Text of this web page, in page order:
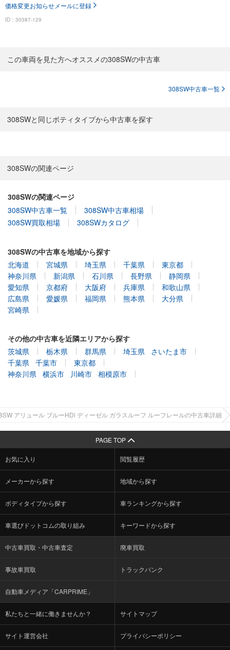
価格変更お知らせメールに登録
ID：30387-129
この車両を見た方へオススメの308SWの中古車
308SW中古車一覧
308SWと同じボティタイプから中古車を探す
308SWの関連ページ
308SWの関連ページ
308SW中古車一覧
308SW中古車相場
308SW買取相場
308SWカタログ
308SWの中古車を地域から探す
北海道
宮城県 埼玉県 千葉県
東京都
神奈川県
新潟県 石川県 長野県
静岡県
愛知県
京都府 大阪府 兵庫県
和歌山県
広島県
愛媛県 福岡県 熊本県
大分県
宮崎県
その他の中古車を近隣エリアから探す
茨城県
栃木県 群馬県 埼玉県
さいたま市
千葉県
千葉市
東京都
神奈川県
横浜市 川崎市 相模原市
アリュール ブルーHDi ディーゼル ガラスルーフ ルーフレールの中古車詳細
PAGE TOP
お気に入り 閲覧履歴
メーカーから探す 地域から探す
ボディタイプから探す 車ランキングから探す
車選びドットコムの取り組み キーワードから探す
中古車買取・中古車査定 廃車買取
事故車買取 トラックバンク
自動車メディア「CARPRIME」
私たちと一緒に働きませんか？ サイトマップ
サイト運営会社 プライバシーポリシー